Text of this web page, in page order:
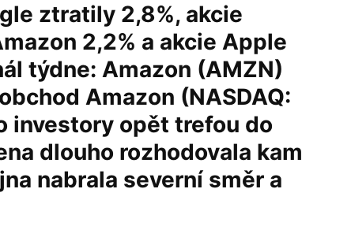
ztratily 2,8%, akcie
2,2% a akcie Apple
týdne: Amazon (AMZN)
Amazon (NASDAQ:
investory opět trefou do
dlouho rozhodovala kam
nabrala severní směr a